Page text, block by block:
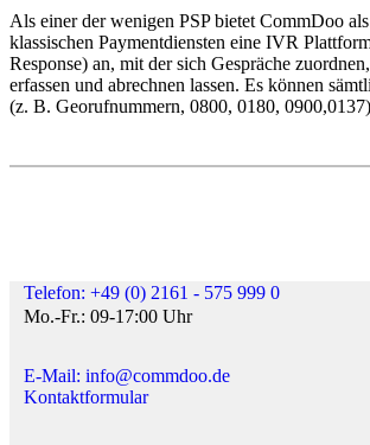
Als einer der wenigen PSP bietet CommDoo
klassischen Paymentdiensten eine IVR
Response) an, mit der sich Gespräche
erfassen und abrechnen lassen. Es können
(z. B. Georufnummern, 0800, 0180,
Telefon: +49 (0) 2161 - 575 999 0
Mo.-Fr.: 09-17:00 Uhr
E-Mail: info@commdoo.de
Kontaktformular